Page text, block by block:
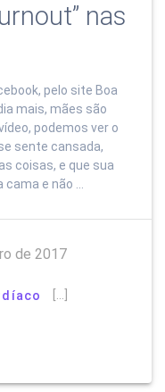
nas
pelo site Boa
mais, mães são
podemos ver o
sente cansada,
coisas, e que sua
e não …
de 2017